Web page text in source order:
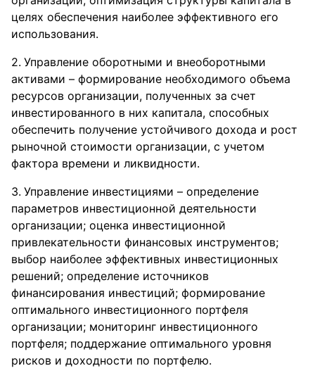
целях обеспечения наиболее эффективного его
использования.
Управление оборотными и внеоборотными
активами – формирование необходимого объема
ресурсов организации, полученных за счет
инвестированного в них капитала, способных
обеспечить получение устойчивого дохода и рост
рыночной стоимости организации, с учетом
фактора времени и ликвидности.
Управление инвестициями – определение
параметров инвестиционной деятельности
организации; оценка инвестиционной
привлекательности финансовых инструментов;
выбор наиболее эффективных инвестиционных
решений; определение источников
финансирования инвестиций; формирование
оптимального инвестиционного портфеля
организации; мониторинг инвестиционного
портфеля; поддержание оптимального уровня
рисков и доходности по портфелю.